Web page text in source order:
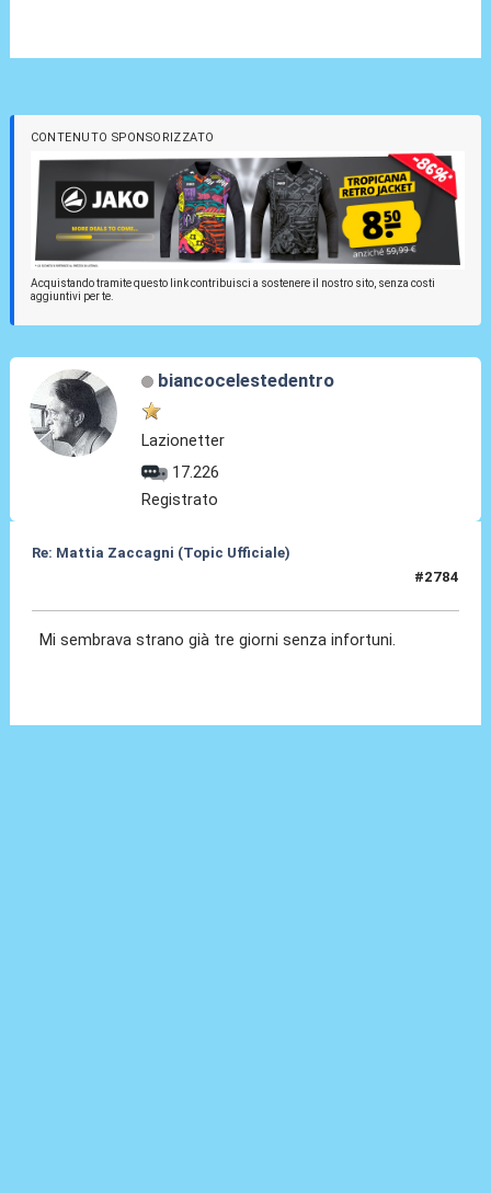
CONTENUTO SPONSORIZZATO
Acquistando tramite questo link contribuisci a sostenere il nostro sito, senza costi
aggiuntivi per te.
biancocelestedentro
Lazionetter
17.226
Registrato
Re: Mattia Zaccagni (Topic Ufficiale)
#2784
Mi sembrava strano già tre giorni senza infortuni.